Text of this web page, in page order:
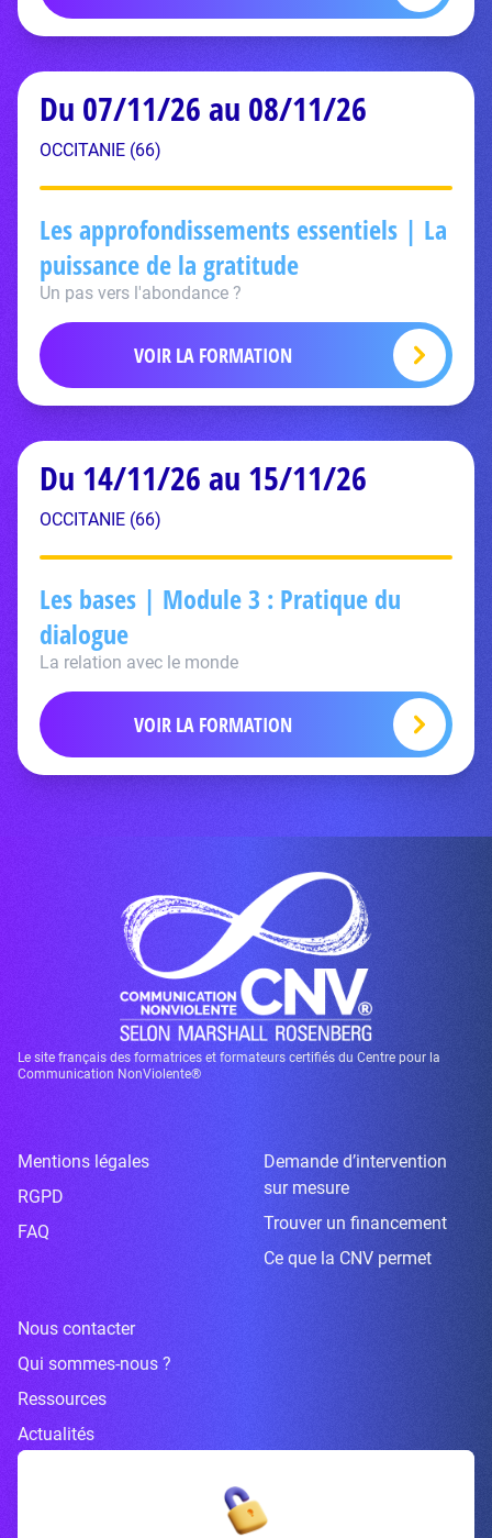
Du 07/11/26 au 08/11/26
OCCITANIE (66)
Les approfondissements essentiels | La
puissance de la gratitude
Un pas vers l'abondance ?
VOIR LA FORMATION
Du 14/11/26 au 15/11/26
OCCITANIE (66)
Les bases | Module 3 : Pratique du
dialogue
La relation avec le monde
VOIR LA FORMATION
Le site français des formatrices et formateurs certifiés du Centre pour la
Communication NonViolente®
Mentions légales
RGPD
FAQ
Demande d’intervention
sur mesure
Trouver un financement
Ce que la CNV permet
Nous contacter
Qui sommes-nous ?
Ressources
Actualités
Inscrivez-vous à la newsletter